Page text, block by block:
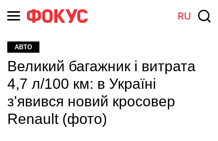
RU
АВТО
Великий багажник і витрата
4,7 л/100 км: в Україні
з'явився новий кросовер
Renault (фото)